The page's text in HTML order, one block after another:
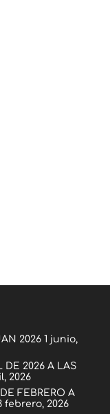
2026 1 junio,
DE 2026 A LAS
2026
FEBRERO A
febrero, 2026